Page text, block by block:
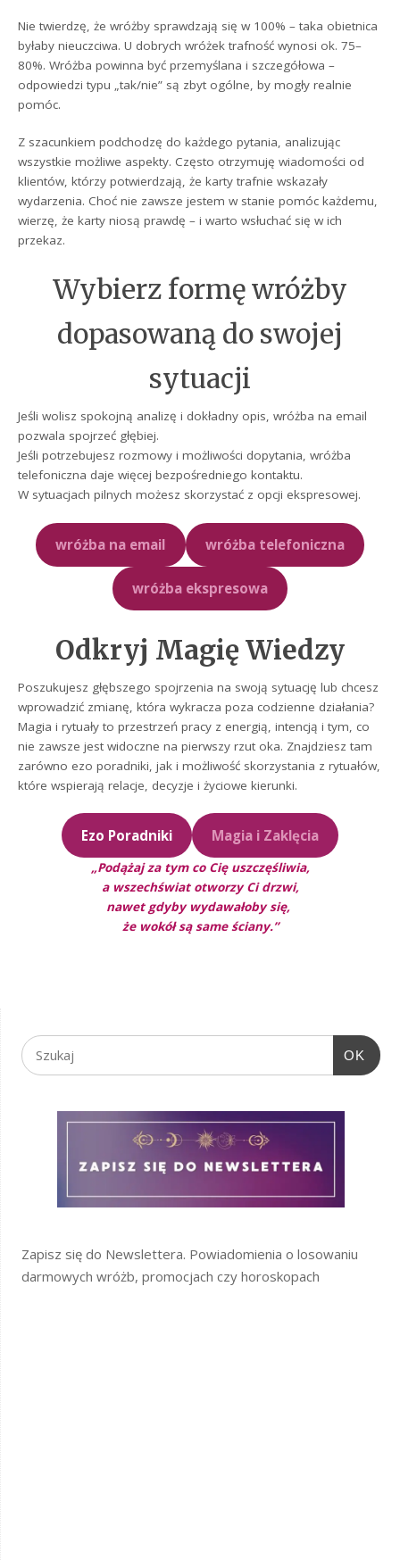
Nie twierdzę, że wróżby sprawdzają się w 100% – taka obietnica
byłaby nieuczciwa. U dobrych wróżek trafność wynosi ok. 75–
80%. Wróżba powinna być przemyślana i szczegółowa –
odpowiedzi typu „tak/nie” są zbyt ogólne, by mogły realnie
pomóc.
Z szacunkiem podchodzę do każdego pytania, analizując
wszystkie możliwe aspekty. Często otrzymuję wiadomości od
klientów, którzy potwierdzają, że karty trafnie wskazały
wydarzenia. Choć nie zawsze jestem w stanie pomóc każdemu,
wierzę, że karty niosą prawdę – i warto wsłuchać się w ich
przekaz.
Wybierz formę wróżby
dopasowaną do swojej
sytuacji
Jeśli wolisz spokojną analizę i dokładny opis, wróżba na email
pozwala spojrzeć głębiej.
Jeśli potrzebujesz rozmowy i możliwości dopytania, wróżba
telefoniczna daje więcej bezpośredniego kontaktu.
W sytuacjach pilnych możesz skorzystać z opcji ekspresowej.
wróżba na email wróżba telefoniczna
wróżba ekspresowa
Odkryj Magię Wiedzy
Poszukujesz głębszego spojrzenia na swoją sytuację lub chcesz
wprowadzić zmianę, która wykracza poza codzienne działania?
Magia i rytuały to przestrzeń pracy z energią, intencją i tym, co
nie zawsze jest widoczne na pierwszy rzut oka. Znajdziesz tam
zarówno ezo poradniki, jak i możliwość skorzystania z rytuałów,
które wspierają relacje, decyzje i życiowe kierunki.
Ezo Poradniki Magia i Zaklęcia
„Podążaj za tym co Cię uszczęśliwia,
a wszechświat otworzy Ci drzwi,
nawet gdyby wydawałoby się,
że wokół są same ściany.”
OK
Zapisz się do Newslettera. Powiadomienia o losowaniu
darmowych wróżb, promocjach czy horoskopach